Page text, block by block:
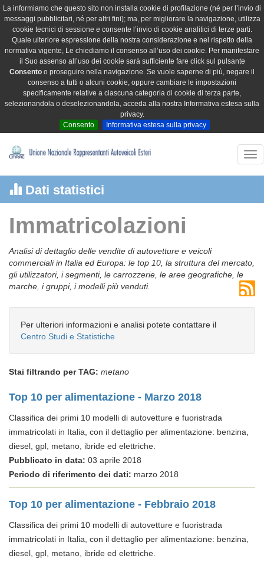
La informiamo che questo sito non installa cookie di profilazione (né per l’invio di
messaggi pubblicitari, né per altri fini); ma, per migliorare la navigazione, utilizza
cookie tecnici di sessione e consente l’invio di cookie analitici di terze parti.
Quale ulteriore espressione della nostra considerazione e nel rispetto della
normativa vigente, Le chiediamo il consenso all’uso dei cookie. Per manifestare
il Suo assenso all’uso dei cookie sarà sufficiente fare click sul pulsante
Consento o proseguire nella navigazione. Se vuole saperne di più, negare il
consenso a tutti o alcuni cookie, oppure cambiare le impostazioni
specificamente relative a ciascuna categoria di cookie di terza parte,
selezionandola o deselezionandola, acceda alla nostra Informativa estesa sulla
privacy.
Consento
Informativa estesa sulla privacy
Dati statistici
Immatricolazioni
Analisi di dettaglio delle vendite di autovetture e veicoli
commerciali in Italia ed Europa: le top 10, la struttura del mercato,
gli utilizzatori, i segmenti, le carrozzerie, le aree geografiche, le
marche, i gruppi, i modelli più venduti.
Per ulteriori informazioni e analisi potete contattare il
Centro Studi e Statistiche
Stai filtrando per TAG: metano
Top 10 per alimentazione - Marzo 2018
Classifica dei primi 10 modelli di autovetture e fuoristrada
immatricolati in Italia, con il dettaglio per alimentazione: benzina,
diesel, gpl, metano, ibride ed elettriche.
Pubblicato in data: 03 aprile 2018
Periodo di riferimento dei dati: marzo 2018
Top 10 per alimentazione - Febbraio 2018
Classifica dei primi 10 modelli di autovetture e fuoristrada
immatricolati in Italia, con il dettaglio per alimentazione: benzina,
diesel, gpl, metano, ibride ed elettriche.